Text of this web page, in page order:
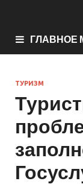
ГЛАВНОЕ
ТУРИЗМ